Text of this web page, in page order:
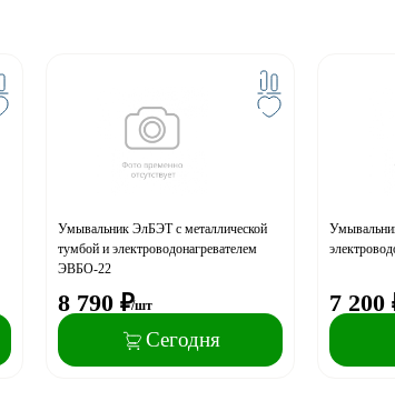
Умывальник ЭлБЭТ с металлической
тумбой и электроводонагревателем
ЭВБО-22
8 790 ₽/шт
Сегодня
7 200